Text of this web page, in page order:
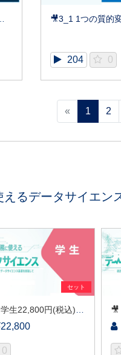
204 0
« 1 2
えるデータサイエン
セット
🎥【学生22,800円(税込)】実務に使えるデータサイエンス～統計検定(R)データサイエンス基礎を目指して～［京都大学データサイエンス講座］（2026）
0